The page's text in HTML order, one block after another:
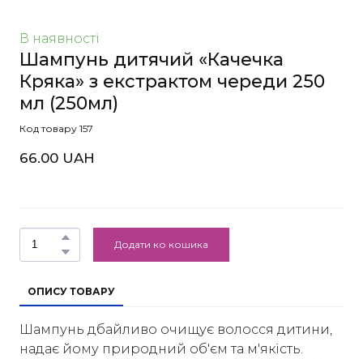
В наявності
Шампунь дитячий «Качечка
Кряка» з екстрактом череди 250
мл (250мл)
Код товару 157
66.00 UAH
Додати ко кошика
ОПИСУ ТОВАРУ
Шампунь дбайливо очищує волосся дитини,
надає йому природний об'єм та м'якість.